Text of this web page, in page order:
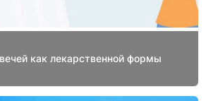
как лекарственной формы